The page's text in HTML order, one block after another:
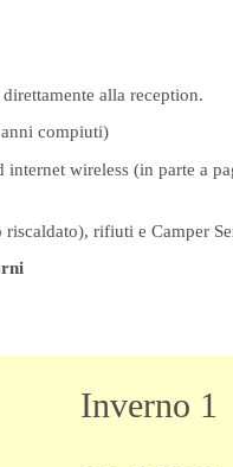
alla reception.
compiuti)
wireless (in parte a
rifiuti e Camper
Inverno 1